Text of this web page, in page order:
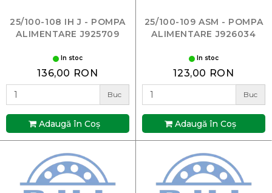
25/100-108 IH J - POMPA
ALIMENTARE J925709
In stoc
136,00 RON
Buc
Adaugă în Coş
25/100-109 ASM - POMPA
ALIMENTARE J926034
In stoc
123,00 RON
Buc
Adaugă în Coş